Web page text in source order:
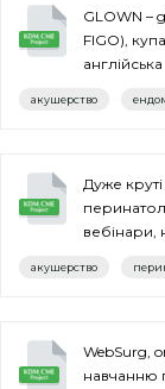
GLOWN –
FIGO),
англійська
акушерство
Дуже
вебінари,
акушерство
WebSurg,
навчанню